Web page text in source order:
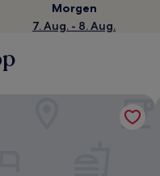
Morgen
7. Aug. - 8. Aug.